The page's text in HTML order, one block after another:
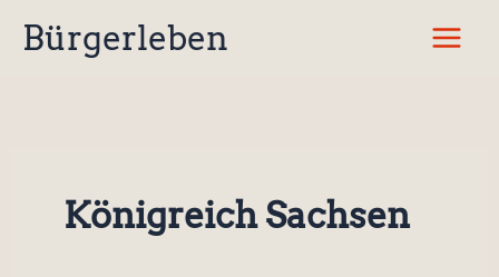
InhaltBürgerleben
Königreich Sachsen